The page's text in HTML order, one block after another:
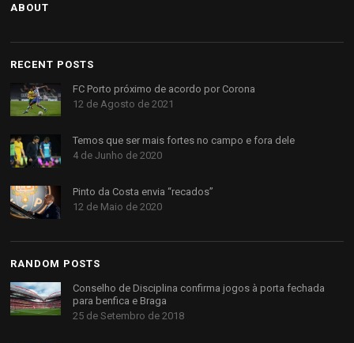
ABOUT
RECENT POSTS
FC Porto próximo de acordo por Corona
12 de Agosto de 2021
Temos que ser mais fortes no campo e fora dele
4 de Junho de 2020
Pinto da Costa envia “recados”
12 de Maio de 2020
RANDOM POSTS
Conselho de Disciplina confirma jogos à porta fechada
para benfica e Braga
25 de Setembro de 2018